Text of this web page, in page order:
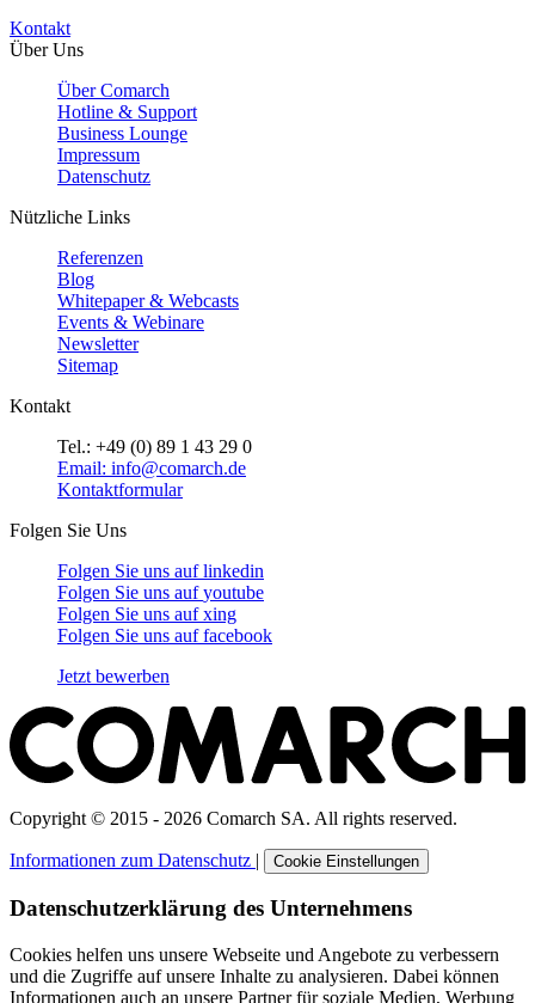
Kontakt
Über Uns
Über Comarch
Hotline & Support
Business Lounge
Impressum
Datenschutz
Nützliche Links
Referenzen
Blog
Whitepaper & Webcasts
Events & Webinare
Newsletter
Sitemap
Kontakt
Tel.: +49 (0) 89 1 43 29 0
Email: info@comarch.de
Kontaktformular
Folgen Sie Uns
Folgen Sie uns auflinkedin
Folgen Sie uns aufyoutube
Folgen Sie uns aufxing
Folgen Sie uns auffacebook
Jetzt bewerben
Copyright © 2015 - 2026 Comarch SA. All rights reserved.
Informationen zum Datenschutz | Cookie Einstellungen
Datenschutzerklärung des Unternehmens
Cookies helfen uns unsere Webseite und Angebote zu verbessern
und die Zugriffe auf unsere Inhalte zu analysieren. Dabei können
Informationen auch an unsere Partner für soziale Medien, Werbung